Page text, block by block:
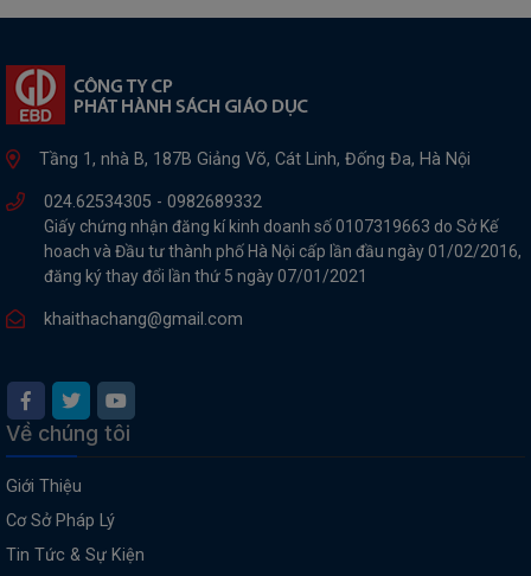
Tầng 1, nhà B, 187B Giảng Võ, Cát Linh, Đống Đa, Hà Nội
024.62534305 - 0982689332
Giấy chứng nhận đăng kí kinh doanh số 0107319663 do Sở Kế
hoach và Đầu tư thành phố Hà Nội cấp lần đầu ngày 01/02/2016,
đăng ký thay đổi lần thứ 5 ngày 07/01/2021
khaithachang@gmail.com
Về chúng tôi
Giới Thiệu
Cơ Sở Pháp Lý
Tin Tức & Sự Kiện